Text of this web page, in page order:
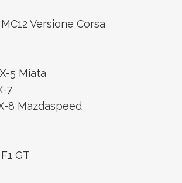
Versione Corsa
5 Miata
7
8 Mazdaspeed
GT